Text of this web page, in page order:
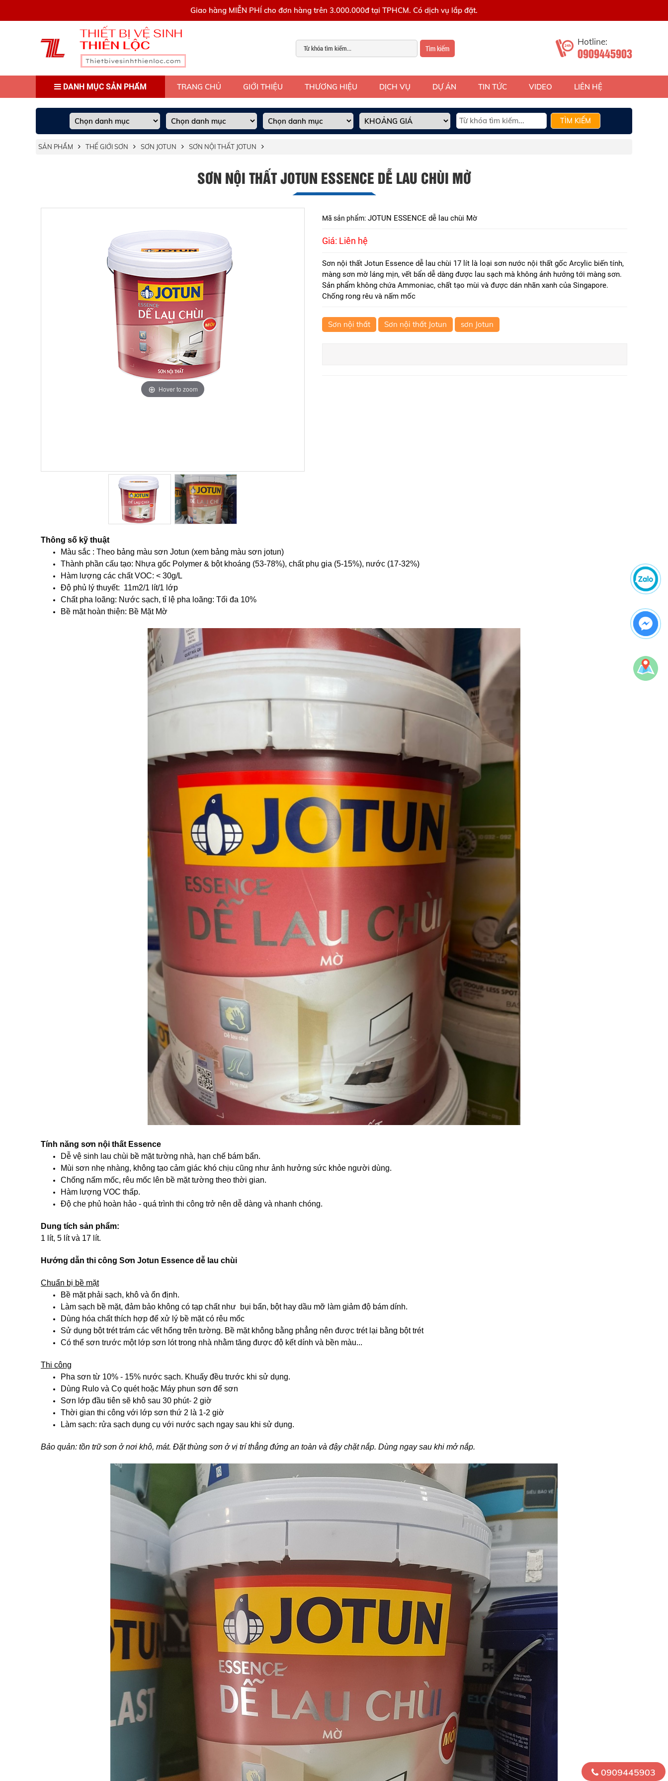
Giao hàng MIỄN PHÍ cho đơn hàng trên 3.000.000đ tại TPHCM. Có dịch vụ lắp đặt.
Tìm kiếm
Hotline:
0909445903
DANH MỤC SẢN PHẨM TRANG CHỦ GIỚI THIỆU THƯƠNG HIỆU DỊCH VỤ DỰ ÁN TIN TỨC VIDEO LIÊN HỆ
TÌM KIẾM
SẢN PHẨM THẾ GIỚI SƠN SƠN JOTUN SƠN NỘI THẤT JOTUN
SƠN NỘI THẤT JOTUN ESSENCE DỄ LAU CHÙI MỜ
Hover to zoom
Mã sản phẩm: JOTUN ESSENCE dễ lau chùi Mờ
Giá: Liên hệ
Sơn nội thất Jotun Essence dễ lau chùi 17 lít là loại sơn nước nội thất gốc Arcylic biến tính,
màng sơn mờ láng mịn, vết bẩn dễ dàng được lau sạch mà không ảnh hưởng tới màng sơn.
Sản phẩm không chứa Ammoniac, chất tạo mùi và được dán nhãn xanh của Singapore.
Chống rong rêu và nấm mốc
Sơn nội thất Sơn nội thất Jotun sơn Jotun
Thông số kỹ thuật
Màu sắc : Theo bảng màu sơn Jotun (xem bảng màu sơn jotun)
Thành phần cấu tạo: Nhựa gốc Polymer & bột khoáng (53-78%), chất phụ gia (5-15%), nước (17-32%)
Hàm lượng các chất VOC: < 30g/L
Độ phủ lý thuyết: 11m2/1 lít/1 lớp
Chất pha loãng: Nước sạch, tỉ lệ pha loãng: Tối đa 10%
Bề mặt hoàn thiện: Bề Mặt Mờ
Tính năng sơn nội thất Essence
Dễ vệ sinh lau chùi bề mặt tường nhà, hạn chế bám bẩn.
Mùi sơn nhẹ nhàng, không tạo cảm giác khó chịu cũng như ảnh hưởng sức khỏe người dùng.
Chống nấm mốc, rêu mốc lên bề mặt tường theo thời gian.
Hàm lượng VOC thấp.
Độ che phủ hoàn hảo - quá trình thi công trở nên dễ dàng và nhanh chóng.
Dung tích sản phẩm:
1 lít, 5 lít và 17 lít.
Hướng dẫn thi công Sơn Jotun Essence dễ lau chùi
Chuẩn bị bề mặt
Bề mặt phải sạch, khô và ổn định.
Làm sạch bề mặt, đảm bảo không có tạp chất như bụi bẩn, bột hay dầu mỡ làm giảm độ bám dính.
Dùng hóa chất thích hợp để xử lý bề mặt có rêu mốc
Sử dụng bột trét trám các vết hổng trên tường. Bề mặt không bằng phẳng nên được trét lại bằng bột trét
Có thể sơn trước một lớp sơn lót trong nhà nhằm tăng được độ kết dính và bền màu...
Thi công
Pha sơn từ 10% - 15% nước sạch. Khuấy đều trước khi sử dụng.
Dùng Rulo và Cọ quét hoặc Máy phun sơn để sơn
Sơn lớp đầu tiên sẽ khô sau 30 phút- 2 giờ
Thời gian thi công với lớp sơn thứ 2 là 1-2 giờ
Làm sạch: rửa sạch dụng cụ với nước sạch ngay sau khi sử dụng.
Bảo quản: tồn trữ sơn ở nơi khô, mát. Đặt thùng sơn ở vị trí thẳng đứng an toàn và đậy chặt nắp. Dùng ngay sau khi mở nắp.
0909445903